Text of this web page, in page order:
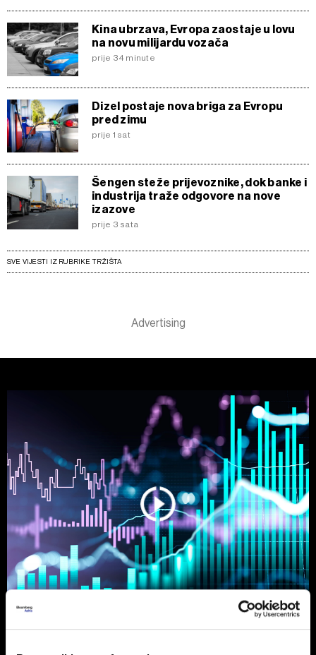
Kina ubrzava, Evropa zaostaje u lovu
na novu milijardu vozača
prije 34 minute
Dizel postaje nova briga za Evropu
pred zimu
prije 1 sat
Šengen steže prijevoznike, dok banke i
industrija traže odgovore na nove
izazove
prije 3 sata
SVE VIJESTI IZ RUBRIKE TRŽIŠTA
Ljeto na burzama: Psihologija